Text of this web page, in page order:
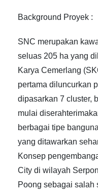
Background Proyek :
SNC merupakan
seluas 205 ha yang
Karya Cemerlang
pertama diluncurkan
dipasarkan 7 cluster,
mulai
berbagai tipe
yang ditawarkan
Konsep
City di wilayah
Poong sebagai salah